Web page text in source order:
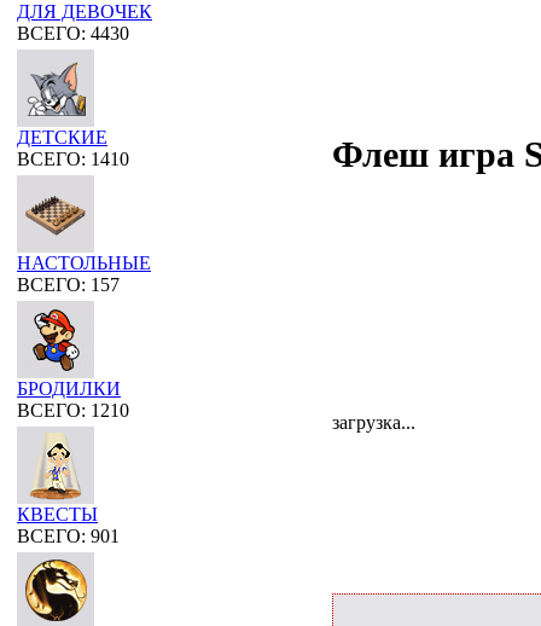
ДЛЯ ДЕВОЧЕК
ВСЕГО: 4430
ДЕТСКИЕ
ВСЕГО: 1410
НАСТОЛЬНЫЕ
ВСЕГО: 157
БРОДИЛКИ
ВСЕГО: 1210
КВЕСТЫ
ВСЕГО: 901
Флеш игра
загрузка...